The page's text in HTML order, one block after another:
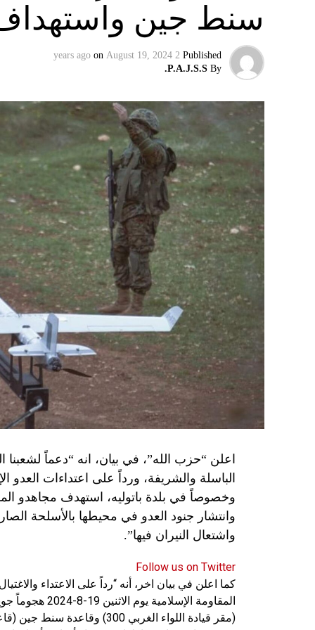
سنط جين
Published
2 years ago
on August 19, 2024
By
P.A.J.S.S.
اعلن “حزب الله”، في بيان، انه “دعماً
الباسلة ‌‏‌‏‌والشريفة، ورداً على اعتداءات العدو
وانتشار جنود العدو في محيطها بالأسلحة
واشتعال النيران فيها”.
Follow us on Twitter
كما اعلن في بيان اخر، أنه “رداً على الاعتداء
المقاومة
(مقر قيادة اللواء الغربي